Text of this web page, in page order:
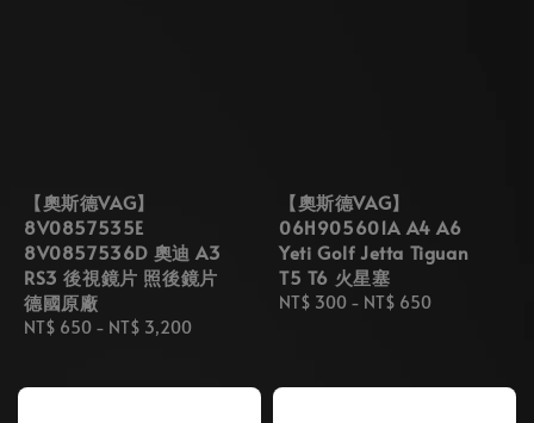
【奧斯德VAG】
8V0857535E
8V0857536D 奧迪 A3
RS3 後視鏡片 照後鏡片
德國原廠
Regular
NT$ 650 - NT$ 3,200
【奧斯德VAG】
06H905601A A4 A6
Yeti Golf Jetta Tiguan
T5 T6 火星塞
Regular
NT$ 300 - NT$ 650